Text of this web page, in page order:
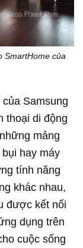
SmartHome của
của Samsung
thoại di động
mảng
hay máy
tính năng
khác nhau,
được kết nối
dụng trên
cuộc sống